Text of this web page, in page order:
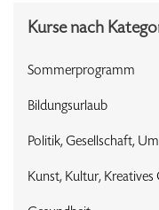
Kurse nach
Sommerprogramm
Bildungsurlaub
Politik, Gesellschaft,
Kunst, Kultur, Kreatives